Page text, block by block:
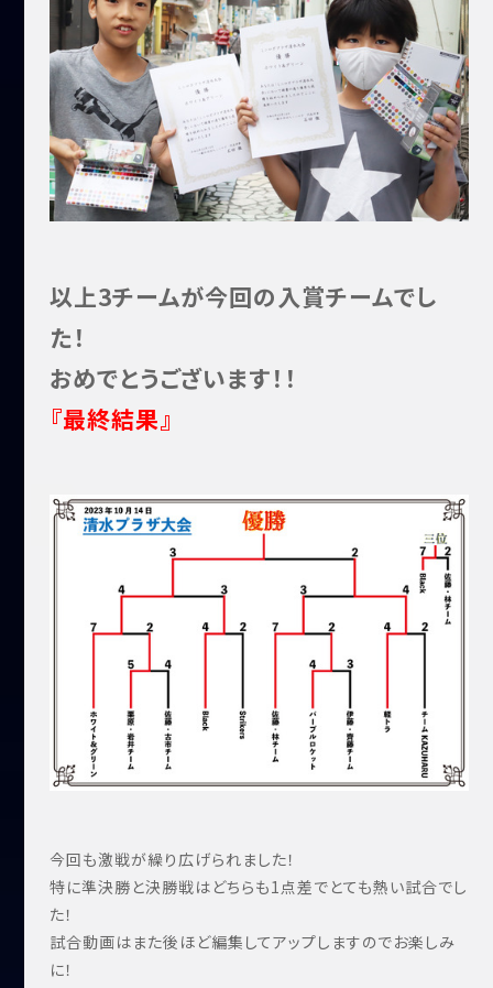
以上3チームが今回の入賞チームでし
た！
おめでとうございます！！
『最終結果』
今回も激戦が繰り広げられました！
特に準決勝と決勝戦はどちらも1点差でとても熱い試合でし
た！
試合動画はまた後ほど編集してアップしますのでお楽しみ
に！